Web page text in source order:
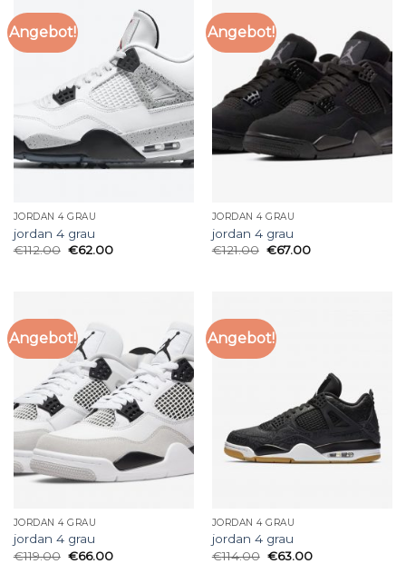
Angebot!
JORDAN 4 GRAU
jordan 4 grau
€112.00 €62.00
Angebot!
JORDAN 4 GRAU
jordan 4 grau
€121.00 €67.00
Angebot!
JORDAN 4 GRAU
jordan 4 grau
€119.00 €66.00
Angebot!
JORDAN 4 GRAU
jordan 4 grau
€114.00 €63.00